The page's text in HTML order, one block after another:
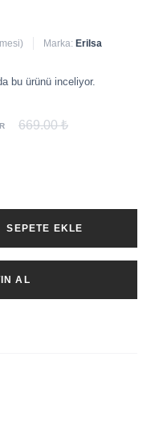
Marka: Erilsa
bu ürünü inceliyor.
669.00 ₺
SEPETE EKLE
AL